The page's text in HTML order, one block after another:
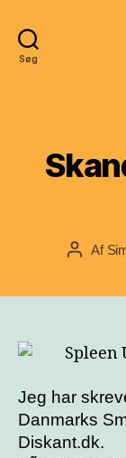
Søg
Af
Jeg har
Danmarks
Diskant.dk.